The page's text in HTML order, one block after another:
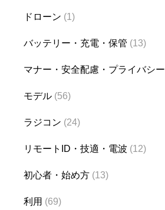
ドローン (1)
バッテリー・充電・保管 (13)
マナー・安全配慮・プライバシー
モデル (56)
ラジコン (24)
リモートID・技適・電波 (12)
初心者・始め方 (13)
利用 (69)